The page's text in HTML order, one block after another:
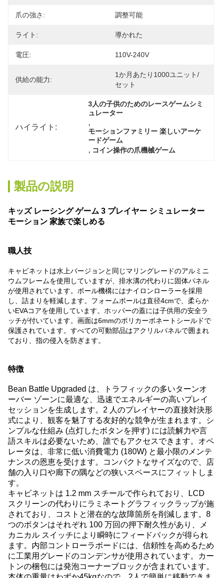
爪の強さ: 調整可能
ライト: 導かれた
電圧: 110V-240V
供給の能力:
1か月あたり1000ユニット/
セット
ハイライト:
3人の子供のためのレースゲームシミ
ュレーター
,
モーションファミリー 楽しいアーケ
ードゲーム
, コイン操作の爪機械ゲーム
製品の説明
キッズ レーシング ゲーム 3 プレイヤー シミュレーター
モーション 家族で楽しめる
職人技
キャビネットは水上バージョンと同じマリングレードのアルミニ
ウムフレームを使用していますが、排水溝の代わりに固体パネル
が使用されています。ボール機構にはナイロンローラーを採用
し、詰まりを軽減します。フォームボールは直径4cmで、柔らか
いEVAコアを使用しています。ホッパーの蓋には子供用の安全ラ
ッチが付いています。画面は6mmのポリカーボネートシールドで
保護されています。すべての可動部品はアクリルパネルで囲まれ
ており、指の侵入を防ぎます。
特徴
Bean Battle Upgraded は、トラフィックの多いターンオ
ーバー ゾーンに最適な、迅速でエネルギーの高いプレイ
セッションを生成します。 2 人のプレイヤーの直接対決形
式により、観客を魅了する友好的な競争が生まれます。
シ
ンプルな仕組み (点灯したボタンを押す) には読解力や言
語スキルは必要ないため、誰でもアクセスできます。 オペ
レータは、非常に低い消費電力 (180W) と最小限のメンテ
ナンスの恩恵を受けます。
コンパクトなサイズなので、店
舗の入り口や廊下の隅などの狭いスペースにフィットしま
す。
キャビネットは 1.2 mm スチールで作られており、LCD
スクリーンの代わりにラミネートグラフィックラップが施
されており、コストと潜在的な故障箇所を削減します。 8
つのボタンはそれぞれ 100 万回の押下耐久性があり、メ
カニカル スイッチにより瞬時にフィードバックが得られ
ます。 内部コントローラボードには、信頼性を高めるため
に工業用グレードのコンデンサが使用されています。
カー
トンの梱包には発泡コーナーブロックが含まれています。